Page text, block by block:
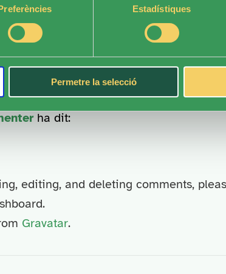
Estadístiques
Permetre la selecció
2026”
ha dit:
editing, and deleting comments,
Gravatar.